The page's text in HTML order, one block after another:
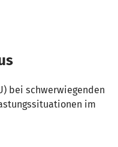
bei schwerwiegenden
im